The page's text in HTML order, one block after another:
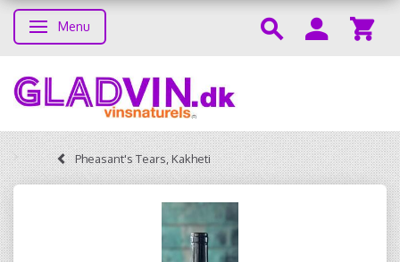
Skifte navigation
Menu
Pheasant's Tears, Kakheti